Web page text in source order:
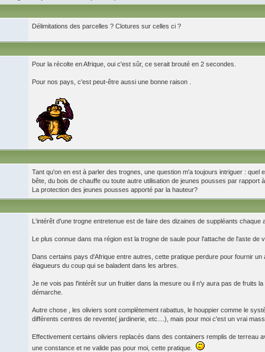
Délimitations des parcelles ? Clotures sur celles ci ?
Pour la récolte en Afrique, oui c'est sûr, ce serait brouté en 2 secondes.
Pour nos pays, c'est peut-être aussi une bonne raison .
Tant qu'on en est à parler des trognes, une question m'a toujours intriguer : quel
bête, du bois de chauffe ou toute autre utilisation de jeunes pousses par rapport
La protection des jeunes pousses apporté par la hauteur?
L'intérêt d'une trogne entretenue est de faire des dizaines de suppléants chaque
Le plus connue dans ma région est la trogne de saule pour l'attache de l'aste de
Dans certains pays d'Afrique entre autres, cette pratique perdure pour fournir
élagueurs du coup qui se baladent dans les arbres.
Je ne vois pas l'intérêt sur un fruitier dans la mesure ou il n'y aura pas de fruits
démarche.
Autre chose , les oliviers sont complètement rabattus, le houppier comme le
différents centres de revente( jardinerie, etc....), mais pour moi c'est un vrai
Effectivement certains oliviers replacés dans des containers remplis de terreau
une constance et ne valide pas pour moi, cette pratique.